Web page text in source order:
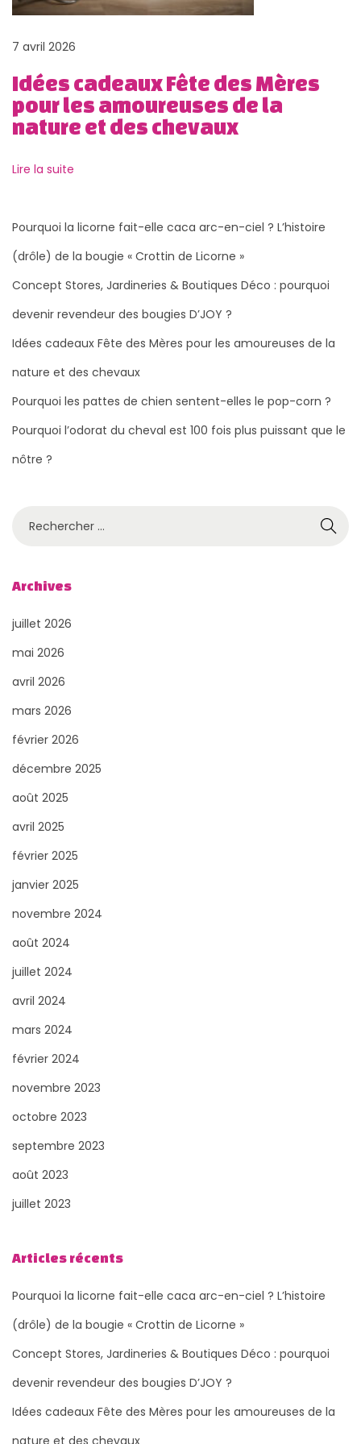
t
d
o
t
e
t
i
e
7 avril 2026
Idées cadeaux Fête des Mères
pour les amoureuses de la
nature et des chevaux
Lire la suite
Pourquoi la licorne fait-elle caca arc-en-ciel ? L’histoire
(drôle) de la bougie « Crottin de Licorne »
Concept Stores, Jardineries & Boutiques Déco : pourquoi
devenir revendeur des bougies D’JOY ?
Idées cadeaux Fête des Mères pour les amoureuses de la
nature et des chevaux
Pourquoi les pattes de chien sentent-elles le pop-corn ?
Pourquoi l’odorat du cheval est 100 fois plus puissant que le
nôtre ?
h
r
c
r
p
o
:
Archives
juillet 2026
mai 2026
avril 2026
mars 2026
février 2026
décembre 2025
août 2025
avril 2025
février 2025
janvier 2025
novembre 2024
août 2024
juillet 2024
avril 2024
mars 2024
février 2024
novembre 2023
octobre 2023
septembre 2023
août 2023
juillet 2023
Articles récents
Pourquoi la licorne fait-elle caca arc-en-ciel ? L’histoire
(drôle) de la bougie « Crottin de Licorne »
Concept Stores, Jardineries & Boutiques Déco : pourquoi
devenir revendeur des bougies D’JOY ?
Idées cadeaux Fête des Mères pour les amoureuses de la